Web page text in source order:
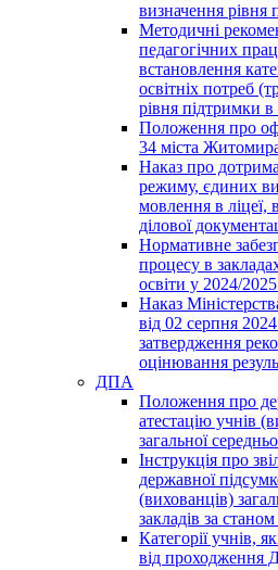
визначення рівня
Методичні
педагогічних
встановлення
освітніх потреб
рівня підтримки в
Положення про
34 міста
Наказ про
режиму, єдиних
мовлення в
ділової
Нормативне
процесу в
освіти у 2024/
Наказ
від 02 серпня
затвердження
оцінювання
ДПА
Положення про
атестацію учнів
загальної
Інструкція про
державної
(вихованців)
закладів за
Категорії учнів,
від проходження